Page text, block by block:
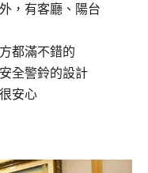
，有客廳、陽台
都滿不錯的
全警鈴的設計
安心